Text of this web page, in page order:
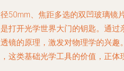
50mm、焦距多选的双凹玻璃镜
打开光学世界大门的钥匙。通过
镜的原理，激发对物理学的兴趣
这类基础光学工具的价值，正体